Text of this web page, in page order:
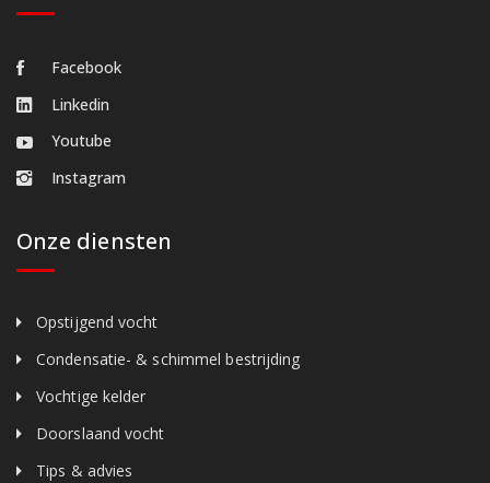
Facebook
Linkedin
Youtube
Instagram
Onze diensten
Opstijgend vocht
Condensatie- & schimmel bestrijding
Vochtige kelder
Doorslaand vocht
Tips & advies